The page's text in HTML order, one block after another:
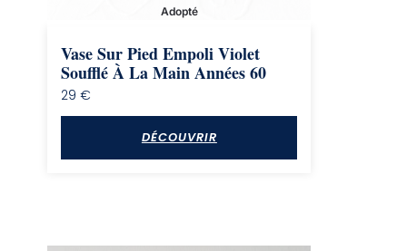
Adopté
Vase Sur Pied Empoli Violet
Soufflé À La Main Années 60
29€
DÉCOUVRIR